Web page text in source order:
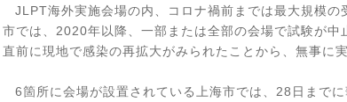
JLPT海外実施会場の内、コロナ禍前までは最大規模
市では、 2020年以降、一部または全部の会場で試験が中
直前に現地で感染の再拡大がみられたことから、無事に
6箇所に会場が設置されている上海市では、 28 日まで